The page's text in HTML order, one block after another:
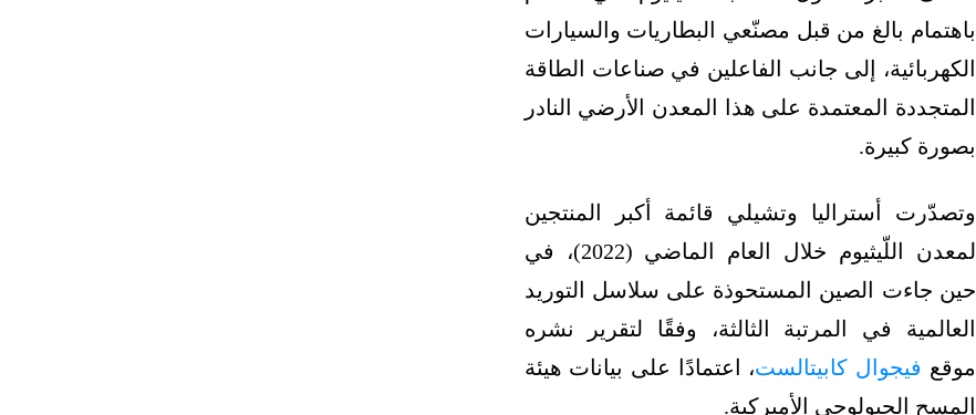
باهتمام بالغ من قبل مصنّعي البطاريات والسيارات
الكهربائية، إلى جانب الفاعلين في صناعات الطاقة
المتجددة المعتمدة على هذا المعدن الأرضي النادر
بصورة كبيرة.
وتصدّرت أستراليا وتشيلي قائمة أكبر المنتجين
لمعدن اللّيثيوم خلال العام الماضي (2022)، في
حين جاءت الصين المستحوذة على سلاسل التوريد
العالمية في المرتبة الثالثة، وفقًا لتقرير نشره
موقع فيجوال كابيتالست، اعتمادًا على بيانات هيئة
المسح الجيولوجي الأميركية.